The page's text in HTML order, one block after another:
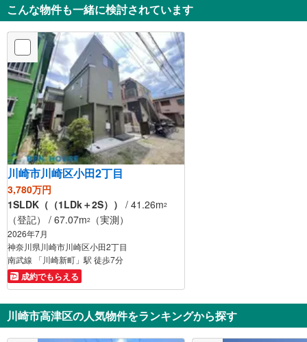
こんな物件も一緒に検討されています
川崎市川崎区小田2丁目
3,780万円
1SLDK（（1LDk＋2S）） / 41.26m2
（登記） / 67.07m2 （実測）
2026年7月
神奈川県川崎市川崎区小田2丁目
南武線 「川崎新町」駅 徒歩7分
成約でもらえる
川崎市高津区の人気物件をランキングから探す